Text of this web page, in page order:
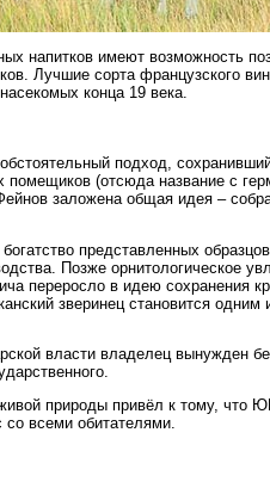
напитков имеют возможность
Лучшие сорта французского
конца 19 века.
подход,
помещиков (отсюда название с
заложена общая идея –
представленных
Позже орнитологическое
переросло в идею сохранения
зверинец становится одним
власти владелец вынужден
природы привёл к тому, что
всеми обитателями.